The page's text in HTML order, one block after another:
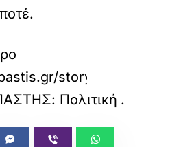
Πολιτική .